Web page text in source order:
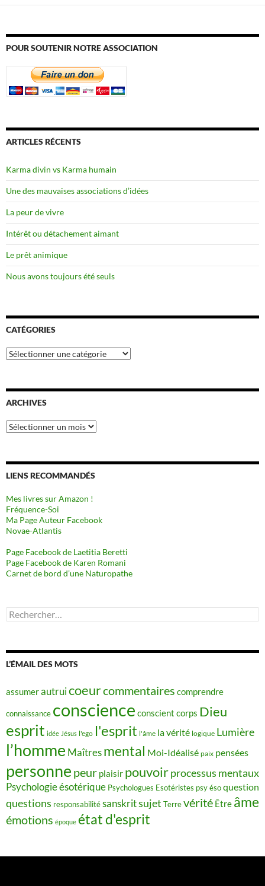
POUR SOUTENIR NOTRE ASSOCIATION
ARTICLES RÉCENTS
Karma divin vs Karma humain
Une des mauvaises associations d’idées
La peur de vivre
Intérêt ou détachement aimant
Le prêt animique
Nous avons toujours été seuls
CATÉGORIES
Catégories
ARCHIVES
Archives
LIENS RECOMMANDÉS
Mes livres sur Amazon !
Fréquence-Soi
Ma Page Auteur Facebook
Novae-Atlantis
Page Facebook de Laetitia Beretti
Page Facebook de Karen Romani
Carnet de bord d’une Naturopathe
Rechercher :
L’ÉMAIL DES MOTS
assumerautruicoeurcommentaires comprendre
connaissance conscience conscient corps Dieu
esprit idée Jésus l'ego l'esprit l'âme la vérité logique Lumière
l’homme Maîtres mental Moi-Idéalisé paix pensées
personne peur plaisir pouvoirprocessus mentaux
Psychologie ésotérique Psychologues Esotéristes psy ésoquestion
questions responsabilitésanskritsujet Terrevérité Être âme
émotions époque état d'esprit